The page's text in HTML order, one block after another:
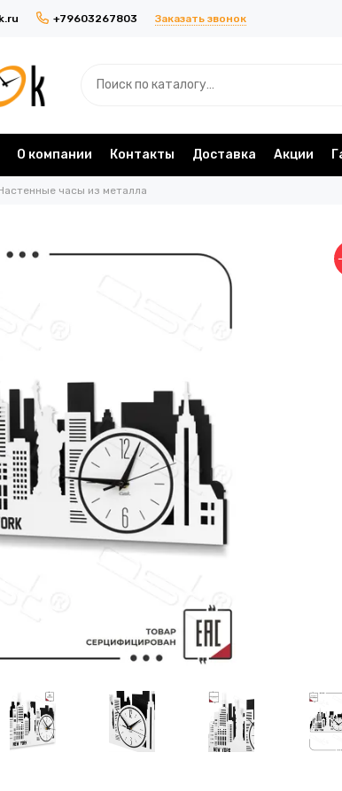
+79603267803 Заказать звонок
О компании Контакты Доставка Акции
часы из металла